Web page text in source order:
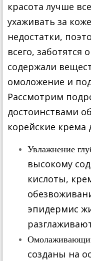
красота лучше
ухаживать за
недостатки,
всего,
содержали
омоложение и
Рассмотрим
достоинствами
корейские крема
Увлажнение
высокому
кислоты,
эпидермис
созданы на